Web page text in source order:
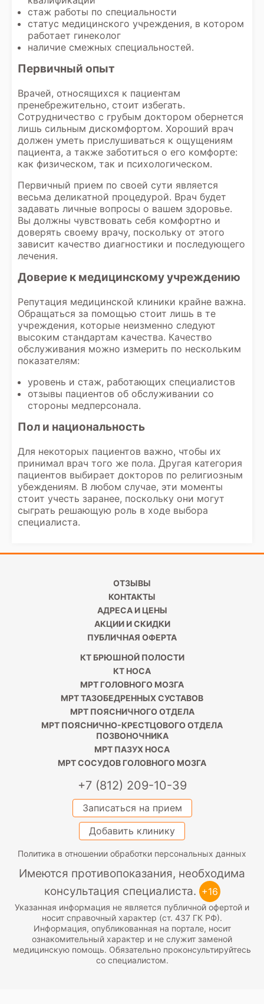
стаж работы по специальности
статус медицинского учреждения, в котором
работает гинеколог
наличие смежных специальностей.
Первичный опыт
Врачей, относящихся к пациентам
пренебрежительно, стоит избегать.
Сотрудничество с грубым доктором обернется
лишь сильным дискомфортом. Хороший врач
должен уметь прислушиваться к ощущениям
пациента, а также заботиться о его комфорте:
как физическом, так и психологическом.
Первичный прием по своей сути является
весьма деликатной процедурой. Врач будет
задавать личные вопросы о вашем здоровье.
Вы должны чувствовать себя комфортно и
доверять своему врачу, поскольку от этого
зависит качество диагностики и последующего
лечения.
Доверие к медицинскому учреждению
Репутация медицинской клиники крайне важна.
Обращаться за помощью стоит лишь в те
учреждения, которые неизменно следуют
высоким стандартам качества. Качество
обслуживания можно измерить по нескольким
показателям:
уровень и стаж, работающих специалистов
отзывы пациентов об обслуживании со
стороны медперсонала.
Пол и национальность
Для некоторых пациентов важно, чтобы их
принимал врач того же пола. Другая категория
пациентов выбирает докторов по религиозным
убеждениям. В любом случае, эти моменты
стоит учесть заранее, поскольку они могут
сыграть решающую роль в ходе выбора
специалиста.
ОТЗЫВЫ
КОНТАКТЫ
АДРЕСА И ЦЕНЫ
АКЦИИ И СКИДКИ
ПУБЛИЧНАЯ ОФЕРТА
КТ БРЮШНОЙ ПОЛОСТИ
КТ НОСА
МРТ ГОЛОВНОГО МОЗГА
МРТ ТАЗОБЕДРЕННЫХ СУСТАВОВ
МРТ ПОЯСНИЧНОГО ОТДЕЛА
МРТ ПОЯСНИЧНО-КРЕСТЦОВОГО ОТДЕЛА
ПОЗВОНОЧНИКА
МРТ ПАЗУХ НОСА
МРТ СОСУДОВ ГОЛОВНОГО МОЗГА
+7 (812) 209-10-39
Записаться на прием
Добавить клинику
Политика в отношении обработки персональных данных
Имеются противопоказания, необходима
консультация специалиста. +16
Указанная информация не является публичной офертой и
носит справочный характер (ст. 437 ГК РФ).
Информация, опубликованная на портале, носит
ознакомительный характер и не служит заменой
медицинскую помощь. Обязательно проконсультируйтесь
со специалистом.